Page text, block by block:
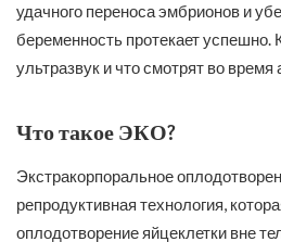
удачного переноса эмбрионов и
беременность протекает успешно.
ультразвук и что смотрят во время
Что такое ЭКО?
Экстракорпоральное
репродуктивная технология,
оплодотворение яйцеклетки вне